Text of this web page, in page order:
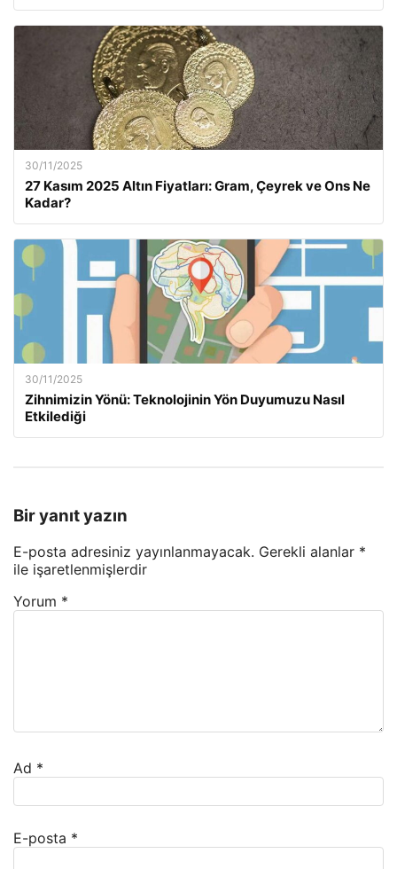
30/11/2025
27 Kasım 2025 Altın Fiyatları: Gram, Çeyrek ve Ons Ne
Kadar?
30/11/2025
Zihnimizin Yönü: Teknolojinin Yön Duyumuzu Nasıl
Etkilediği
Bir yanıt yazın
E-posta adresiniz yayınlanmayacak. Gerekli alanlar *
ile işaretlenmişlerdir
Yorum *
Ad *
E-posta *